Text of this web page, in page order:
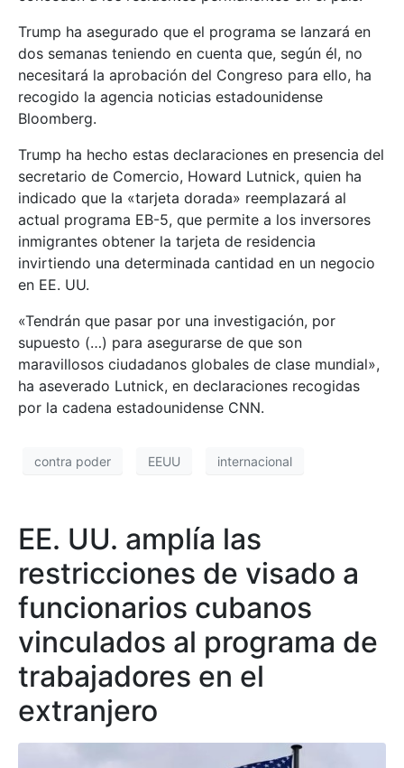
Trump ha asegurado que el programa se lanzará en
dos semanas teniendo en cuenta que, según él, no
necesitará la aprobación del Congreso para ello, ha
recogido la agencia noticias estadounidense
Bloomberg.
Trump ha hecho estas declaraciones en presencia del
secretario de Comercio, Howard Lutnick, quien ha
indicado que la «tarjeta dorada» reemplazará al
actual programa EB-5, que permite a los inversores
inmigrantes obtener la tarjeta de residencia
invirtiendo una determinada cantidad en un negocio
en EE. UU.
«Tendrán que pasar por una investigación, por
supuesto (…) para asegurarse de que son
maravillosos ciudadanos globales de clase mundial»,
ha aseverado Lutnick, en declaraciones recogidas
por la cadena estadounidense CNN.
contra poder EEUU internacional
EE. UU. amplía las
restricciones de visado a
funcionarios cubanos
vinculados al programa de
trabajadores en el
extranjero